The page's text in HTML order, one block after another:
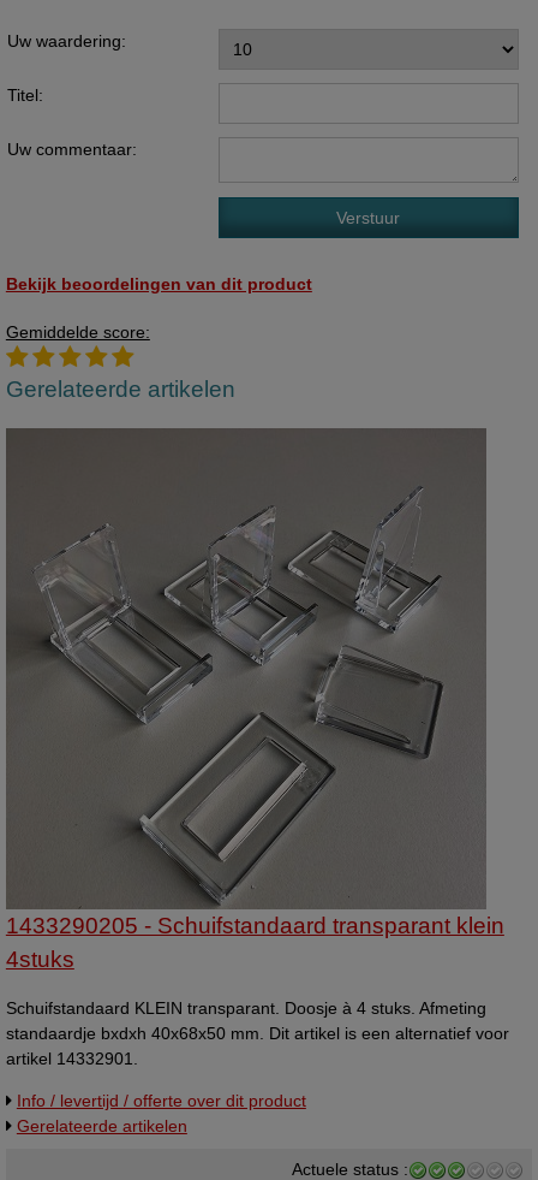
Uw waardering:
Titel:
Uw commentaar:
Bekijk beoordelingen van dit product
Gemiddelde score:
Gerelateerde artikelen
1433290205 - Schuifstandaard transparant klein
4stuks
Schuifstandaard KLEIN transparant. Doosje à 4 stuks. Afmeting
standaardje bxdxh 40x68x50 mm. Dit artikel is een alternatief voor
artikel 14332901.
Info / levertijd / offerte over dit product
Gerelateerde artikelen
Actuele status :